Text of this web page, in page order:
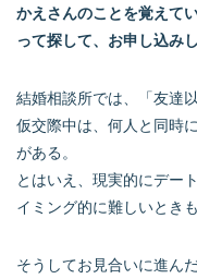
かえさんのことを覚えて
って探して、お申し込み
結婚相談所では、「友達
仮交際中は、何人と同時
がある。
とはいえ、現実的にデー
イミング的に難しいとき
そうしてお見合いに進ん